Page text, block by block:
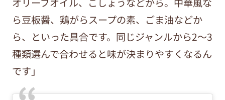
ら豆板醤、鶏がらスープの素、ごま油などか
ら、といった具合です。同じジャンルから2～3
種類選んで合わせると味が決まりやすくなるん
です」